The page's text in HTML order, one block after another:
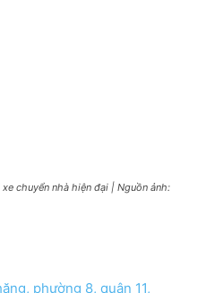
chuyển nhà hiện đại | Nguồn ảnh:
phường 8, quận 11,